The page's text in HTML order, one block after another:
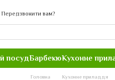
Передзвонити вам?
посудБарбекюКухонне
Головна Кухонне приладдя